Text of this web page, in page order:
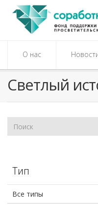
О нас
Светлый
Тип
Все типы